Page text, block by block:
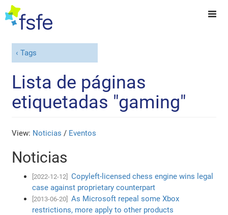
Tags
Lista de páginas
etiquetadas "gaming"
View: Noticias / Eventos
Noticias
[2022-12-12]
Copyleft-licensed chess engine wins legal
case against proprietary counterpart
[2013-06-20]
As Microsoft repeal some Xbox
restrictions, more apply to other products